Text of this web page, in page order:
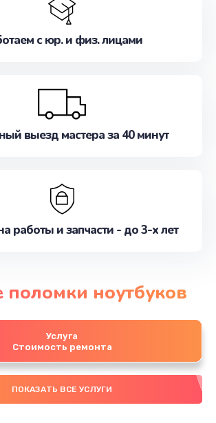
с юр. и физ. лицами
выезд мастера за 40 минут
работы и запчасти - до 3-х лет
поломки ноутбуков
Услуга
Стоимость ремонта
ПОКАЗАТЬ ВСЕ УСЛУГИ